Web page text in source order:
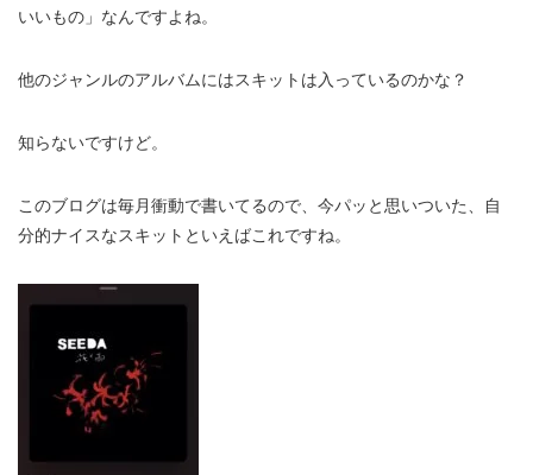
いいもの」なんですよね。
他のジャンルのアルバムにはスキットは入っているのかな？
知らないですけど。
このブログは毎月衝動で書いてるので、今パッと思いついた、自
分的ナイスなスキットといえばこれですね。